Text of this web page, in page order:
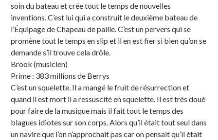
soin du bateau et crée tout le temps de nouvelles
inventions. C’est lui qui a construit le deuxième bateau de
l’Équipage de Chapeau de paille. C’est un pervers qui se
promène tout le temps en slip et il en est fier si bien qu’on se
demande s’il trouve cela drôle.
Brook (musicien)
Prime : 383 millions de Berrys
C’est un squelette. Il a mangé le fruit de résurrection et
quand il est mort il a ressuscité en squelette. Il est très doué
pour faire de la musique mais il fait tout le temps des
blagues idiotes sur son corps. Alors qu’il était tout seul dans
un navire que l’on n’approchait pas car on pensait qu’il était